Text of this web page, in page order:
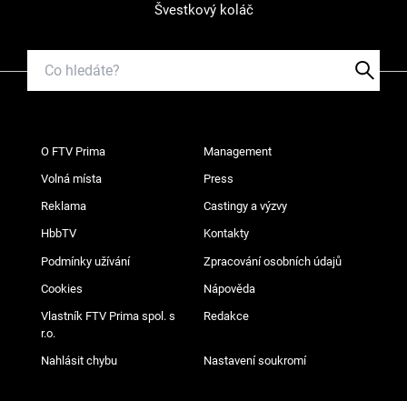
Švestkový koláč
O FTV Prima Management
Volná místa Press
Reklama Castingy a výzvy
HbbTV Kontakty
Podmínky užívání Zpracování osobních údajů
Cookies Nápověda
Vlastník FTV Prima spol. s
r.o.
Redakce
Nahlásit chybu Nastavení soukromí